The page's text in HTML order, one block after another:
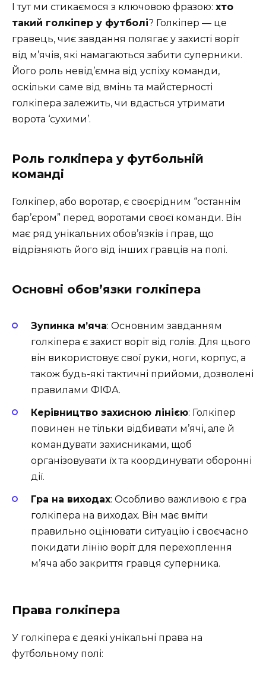
І тут ми стикаємося з ключовою фразою: хто
такий голкіпер у футболі? Голкіпер — це
гравець, чиє завдання полягає у захисті воріт
від м’ячів, які намагаються забити суперники.
Його роль невід’ємна від успіху команди,
оскільки саме від вмінь та майстерності
голкіпера залежить, чи вдасться утримати
ворота ‘сухими’.
Роль голкіпера у футбольній
команді
Голкіпер, або воротар, є своєрідним “останнім
бар’єром” перед воротами своєї команди. Він
має ряд унікальних обов’язків і прав, що
відрізняють його від інших гравців на полі.
Основні обов’язки голкіпера
Зупинка м’яча: Основним завданням
голкіпера є захист воріт від голів. Для цього
він використовує свої руки, ноги, корпус, а
також будь-які тактичні прийоми, дозволені
правилами ФІФА.
Керівництво захисною лінією: Голкіпер
повинен не тільки відбивати м’ячі, але й
командувати захисниками, щоб
організовувати їх та координувати оборонні
дії.
Гра на виходах: Особливо важливою є гра
голкіпера на виходах. Він має вміти
правильно оцінювати ситуацію і своєчасно
покидати лінію воріт для перехоплення
м’яча або закриття гравця суперника.
Права голкіпера
У голкіпера є деякі унікальні права на
футбольному полі: